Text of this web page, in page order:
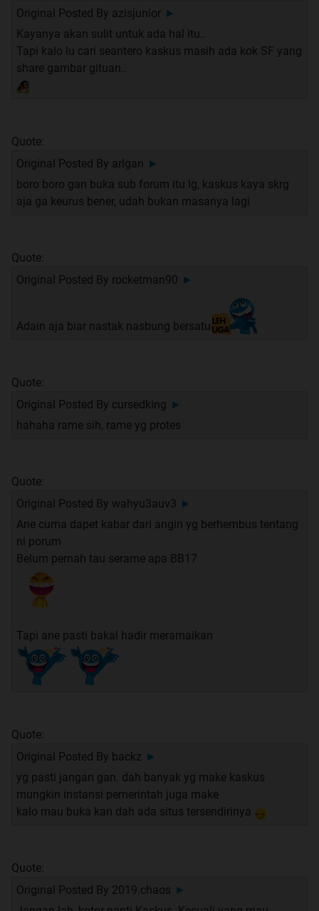
Original Posted By azisjunior ►
Kayanya akan sulit untuk ada hal itu..
Tapi kalo lu cari seantero kaskus masih ada kok SF yang
share gambar gituan..
Quote:
Original Posted By arlgan ►
boro boro gan buka sub forum itu lg, kaskus kaya skrg
aja ga keurus bener, udah bukan masanya lagi
Quote:
Original Posted By rocketman90 ►
Adain aja biar nastak nasbung bersatu
Quote:
Original Posted By cursedking ►
hahaha rame sih, rame yg protes
Quote:
Original Posted By wahyu3auv3 ►
Ane cuma dapet kabar dari angin yg berhembus tentang
ni porum
Belum pernah tau serame apa BB17
Tapi ane pasti bakal hadir meramaikan
Quote:
Original Posted By backz ►
yg pasti jangan gan. dah banyak yg make kaskus
mungkin instansi pemerintah juga make
kalo mau buka kan dah ada situs tersendirinya
Quote:
Original Posted By 2019.chaos ►